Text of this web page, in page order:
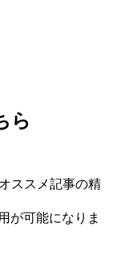
ら
ススメ記事の精
が可能になりま